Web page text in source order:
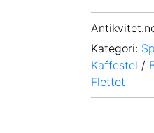
Kategori:
Kaffestel /
Flettet